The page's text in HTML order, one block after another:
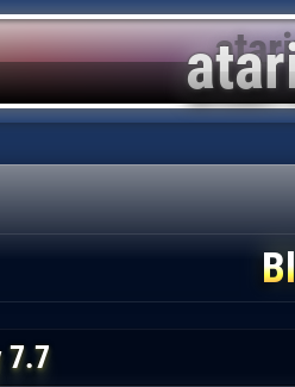
7.7